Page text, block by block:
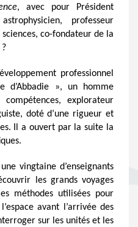
, avec pour Président
professeur
co-fondateur de la
?
professionnel
d’Abbadie », un homme
explorateur
doté d’une rigueur et
Il a ouvert par la suite la
vingtaine d’enseignants
les grands voyages
méthodes utilisées pour
avant l’arrivée des
sur les unités et les